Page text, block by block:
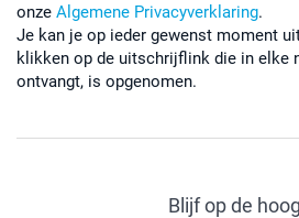
onze Algemene Privacyverklaring.
Je kan je op ieder gewenst moment
klikken op de uitschrijflink die in elke
ontvangt, is opgenomen.
Blijf op de